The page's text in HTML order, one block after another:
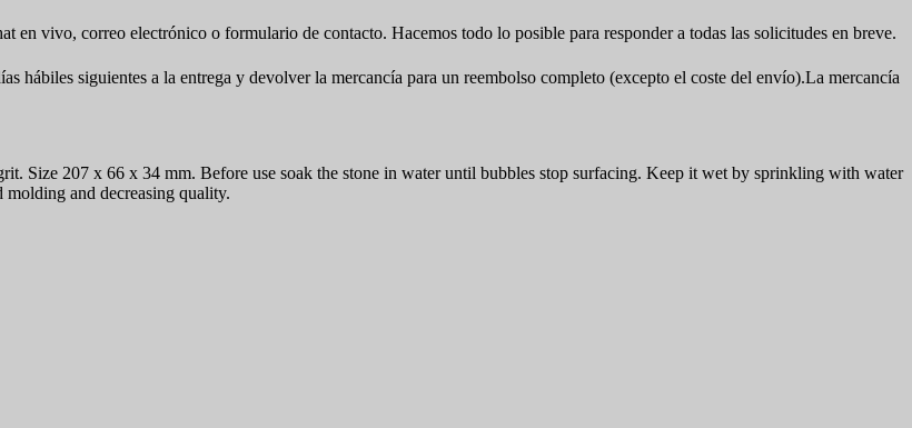
en vivo, correo electrónico o formulario de contacto. Hacemos todo lo posible para responder a todas las solicitudes en breve.
hábiles siguientes a la entrega y devolver la mercancía para un reembolso completo (excepto el coste del envío).La mercancía
Size 207 x 66 x 34 mm. Before use soak the stone in water until bubbles stop surfacing. Keep it wet by sprinkling with water
and decreasing quality.